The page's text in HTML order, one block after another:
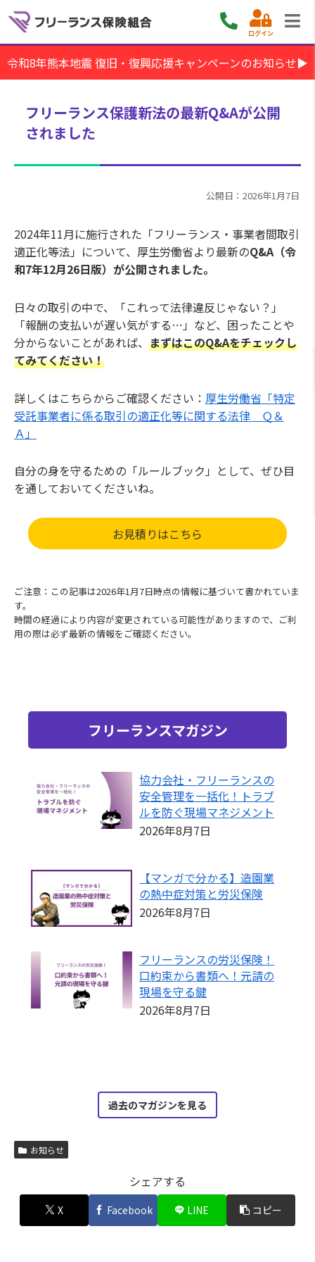
ログイン
令和8年熊本地震 復旧・復興応援キャンペーンのお知らせ▶
フリーランス保護新法の最新Q&Aが公開
されました
公開日：2026年1月7日
2024年11月に施行された「フリーランス・事業者間取引
適正化等法」について、厚生労働省より最新のQ&A（令
和7年12月26日版）が公開されました。
日々の取引の中で、「これって法律違反じゃない？」
「報酬の支払いが遅い気がする…」など、困ったことや
分からないことがあれば、 まずはこのQ&Aをチェックし
てみてください！
詳しくはこちらからご確認ください： 厚生労働省「特定
受託事業者に係る取引の適正化等に関する法律 Ｑ＆
Ａ」
自分の身を守るための「ルールブック」として、ぜひ目
を通しておいてくださいね。
お見積りはこちら
ご注意：この記事は2026年1月7日時点の情報に基づいて書かれていま
す。
時間の経過により内容が変更されている可能性がありますので、ご利
用の際は必ず最新の情報をご確認ください。
フリーランスマガジン
協力会社・フリーランスの
安全管理を一括化！トラブ
ルを防ぐ現場マネジメント
2026年8月7日
【マンガで分かる】造園業
の熱中症対策と労災保険
2026年8月7日
フリーランスの労災保険！
口約束から書類へ！元請の
現場を守る鍵
2026年8月7日
過去のマガジンを見る
お知らせ
シェアする
X Facebook LINE コピー